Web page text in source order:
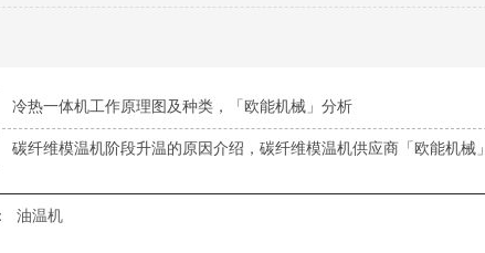
冷热一体机工作原理图及种类，「欧能机械」分析
碳纤维模温机阶段升温的原因介绍，碳纤维模温机供应商「欧能机械」
油温机